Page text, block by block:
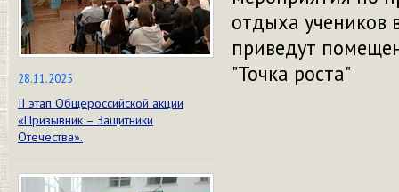
28.11.2025
II этап Общероссийской акции
«Призывник – Защитники
Отечества».
отдыха учеников
приведут
"Точка роста"